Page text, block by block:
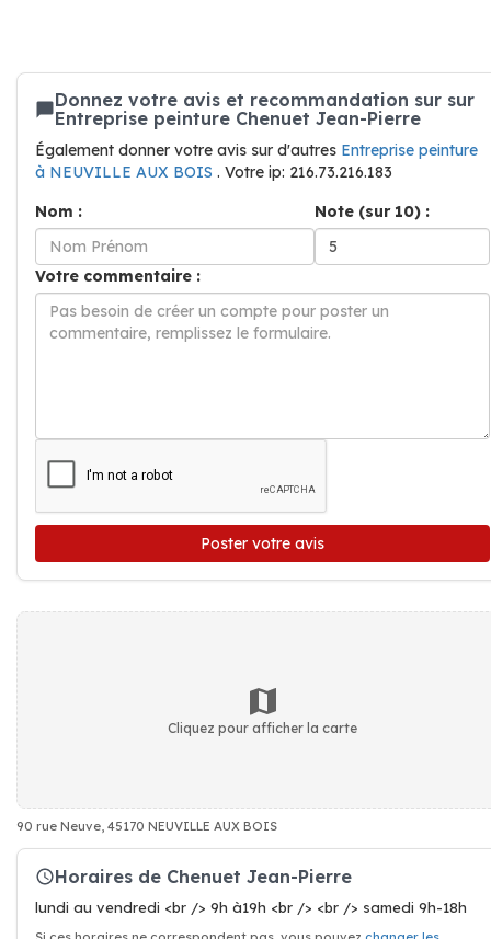
Donnez votre avis et recommandation sur sur
Entreprise peinture Chenuet Jean-Pierre
Également donner votre avis sur d'autres Entreprise peinture
à NEUVILLE AUX BOIS . Votre ip: 216.73.216.183
Nom :
Note (sur 10) :
Votre commentaire :
Poster votre avis
Cliquez pour afficher la carte
90 rue Neuve, 45170 NEUVILLE AUX BOIS
Horaires de Chenuet Jean-Pierre
lundi au vendredi <br /> 9h à19h <br /> <br /> samedi 9h-18h